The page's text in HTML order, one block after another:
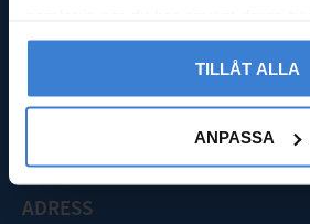
TILLÅT ALLA
ANPASSA
Mån - Fre: 08:00 - 16:00
ADRESS